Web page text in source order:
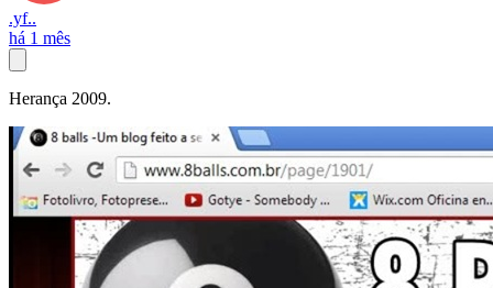
.yf..
há 1 mês
Herança 2009.